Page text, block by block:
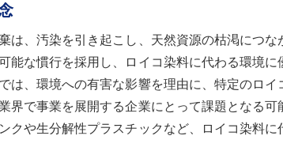
は、汚染を引き起こし、天然資源の枯渇につ
能な慣行を採用し、ロイコ染料に代わる環境
は、環境への有害な影響を理由に、特定のロ
界で事業を展開する企業にとって課題となる
クや生分解性プラスチックなど、ロイコ染料